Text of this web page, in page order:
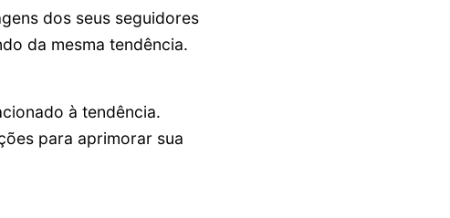
dos seus seguidores
da mesma tendência.
à tendência.
para aprimorar sua